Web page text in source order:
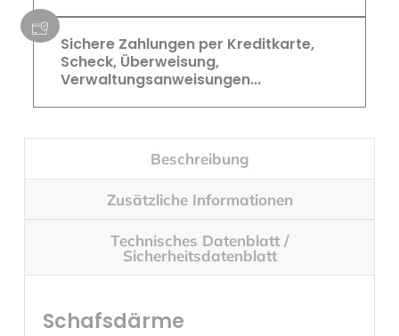
Sichere Zahlungen per Kreditkarte,
Scheck, Überweisung,
Verwaltungsanweisungen...
Beschreibung
Zusätzliche Informationen
Technisches Datenblatt /
Sicherheitsdatenblatt
Schafsdärme